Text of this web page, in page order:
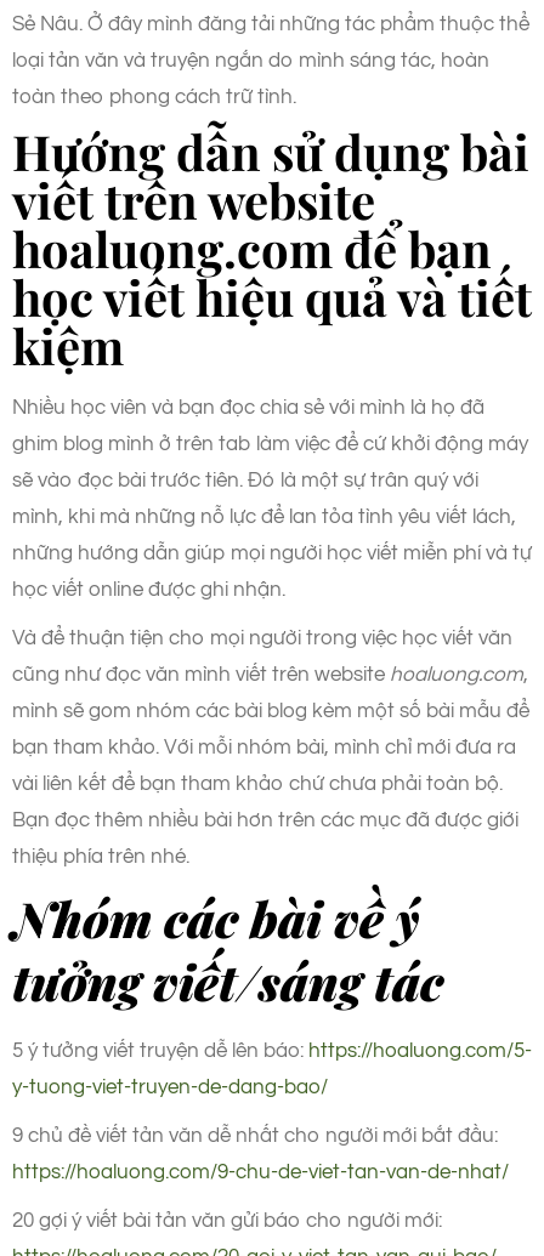
Sẻ Nâu. Ở đây mình đăng tải những tác phẩm thuộc thể
loại tản văn và truyện ngắn do mình sáng tác, hoàn
toàn theo phong cách trữ tình.
Hướng dẫn sử dụng bài
viết trên website
hoaluong.com để bạn
học viết hiệu quả và tiết
kiệm
Nhiều học viên và bạn đọc chia sẻ với mình là họ đã
ghim blog mình ở trên tab làm việc để cứ khởi động máy
sẽ vào đọc bài trước tiên. Đó là một sự trân quý với
mình, khi mà những nỗ lực để lan tỏa tình yêu viết lách,
những hướng dẫn giúp mọi người học viết miễn phí và tự
học viết online được ghi nhận.
Và để thuận tiện cho mọi người trong việc học viết văn
cũng như đọc văn mình viết trên website hoaluong.com,
mình sẽ gom nhóm các bài blog kèm một số bài mẫu để
bạn tham khảo. Với mỗi nhóm bài, mình chỉ mới đưa ra
vài liên kết để bạn tham khảo chứ chưa phải toàn bộ.
Bạn đọc thêm nhiều bài hơn trên các mục đã được giới
thiệu phía trên nhé.
Nhóm các bài về ý
tưởng viết/sáng tác
5 ý tưởng viết truyện dễ lên báo: https://hoaluong.com/5-
y-tuong-viet-truyen-de-dang-bao/
9 chủ đề viết tản văn dễ nhất cho người mới bắt đầu:
https://hoaluong.com/9-chu-de-viet-tan-van-de-nhat/
20 gợi ý viết bài tản văn gửi báo cho người mới: